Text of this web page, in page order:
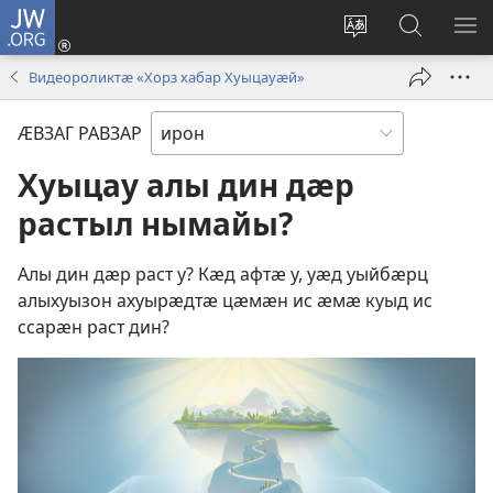
JW.ORG
Сайты
фӕивын
Бацу
(opens
Ссар
сайты
jw.org
Видеороликтӕ «Хорз хабар Хуыцауӕй»
ӔВЗАГ РАВЗАР
Хуыцау алы дин дӕр
растыл нымайы?
Алы дин дӕр раст у? Кӕд афтӕ у, уӕд уыйбӕрц
алыхуызон ахуырӕдтӕ цӕмӕн ис ӕмӕ куыд ис
ссарӕн раст дин?